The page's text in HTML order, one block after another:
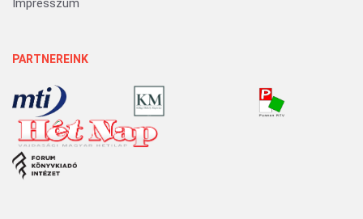
Impresszum
PARTNEREINK